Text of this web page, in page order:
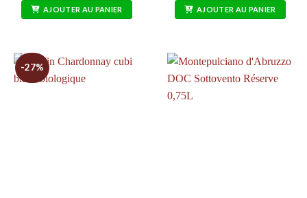
initial
était :
actuel
est :
AJOUTER AU PANIER
initial
était :
actuel
est :
AJOUTER AU PANIER
-27%